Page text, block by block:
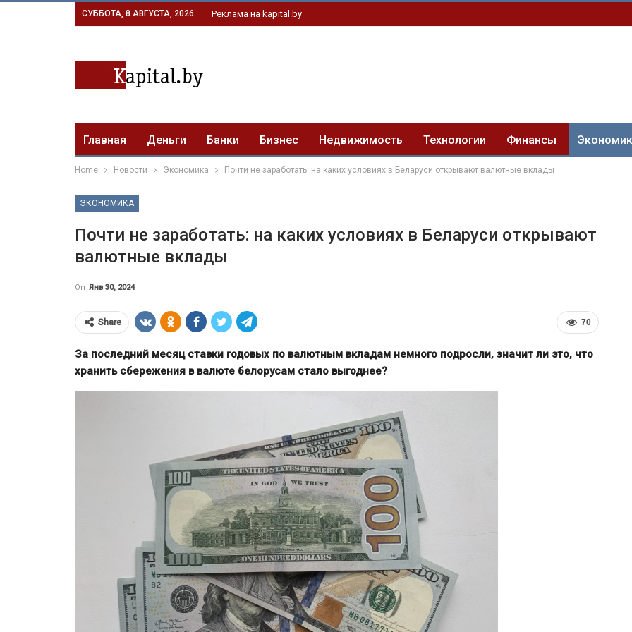
СУББОТА, 8 АВГУСТА, 2026 Реклама на kapital.by
Главная Деньги Банки Бизнес Недвижимость Технологии Финансы
Home Новости Экономика Почти не заработать: на каких условиях в Беларуси открывают валютные вклады
ЭКОНОМИКА
Почти не заработать: на каких условиях в Беларуси открывают
валютные вклады
On Янв 30, 2024
70
Share
За последний месяц ставки годовых по валютным вкладам немного подросли, значит ли это, что
хранить сбережения в валюте белорусам стало выгоднее?
ЕС ввёл санкции против
Мозырского НПЗ и расширил
ограничения для белорусской…
Власти Беларуси снова делают
ставку на города-спутники вокруг